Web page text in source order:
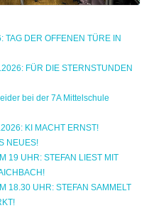
TAG DER OFFENEN TÜRE IN
FÜR DIE STERNSTUNDEN
bei der 7A Mittelschule
KI MACHT ERNST!
NEUES!
19 UHR: STEFAN LIEST MIT
18.30 UHR: STEFAN SAMMELT